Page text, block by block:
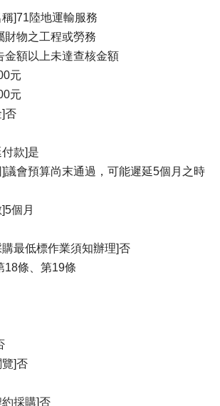
]71陸地運輸服務
財物之工程或勞務
金額以上未達查核金額
元
元
]否
款]是
議會預算尚末通過，可能遲延5個月之時
個月
最低標作業須知辦理]否
18條、第19條
]否
採購]否